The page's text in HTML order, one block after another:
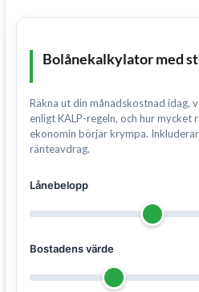
Bolånekalkylator med
Räkna ut din månadskostnad idag,
enligt KALP-regeln, och hur mycket
ekonomin börjar krympa.
ränteavdrag.
Lånebelopp
Bostadens värde